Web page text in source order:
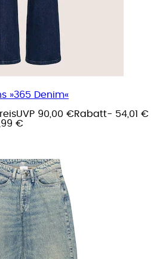
»365 Denim«
UVP 90,00 €Rabatt- 54,01 €
€